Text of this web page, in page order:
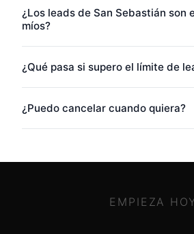
¿Los leads de San Sebastián son
míos?
¿Qué pasa si supero el límite de
¿Puedo cancelar cuando quiera?
EMPIEZA